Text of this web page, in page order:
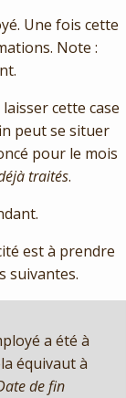
Une fois cette
Note :
cette case
peut se situer
pour le mois
traités.
est à prendre
suivantes.
a été à
équivaut à
de fin